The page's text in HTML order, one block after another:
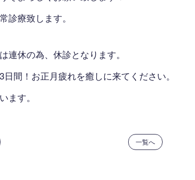
診療致します。
連休の為、休診となります。
間！お正月疲れを癒しに来てください。
ます。
一覧へ